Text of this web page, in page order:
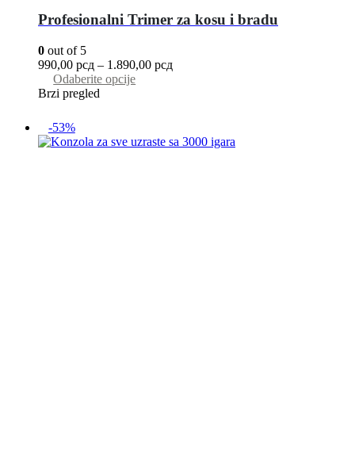
Profesionalni Trimer za kosu i bradu
0 out of 5
990,00 рсд – 1.890,00 рсд
Odaberite opcije
Brzi pregled
-53%